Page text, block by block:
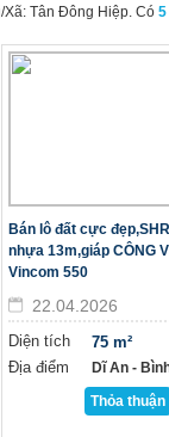
Xã: Tân Đông Hiệp. Có 5
Bán lô đất cực
nhựa 13m,giáp CÔNG
Vincom 550
22.04.2026
Diện tích
Địa điểm
75 m²
Dĩ An -
Thỏa thuận